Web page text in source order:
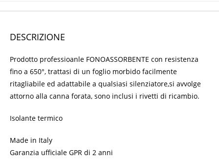
DESCRIZIONE
Prodotto professioanle FONOASSORBENTE con resistenza
fino a 650°, trattasi di un foglio morbido facilmente
ritagliabile ed adattabile a qualsiasi silenziatore,si avvolge
attorno alla canna forata, sono inclusi i rivetti di ricambio.
Isolante termico
Made in Italy
Garanzia ufficiale GPR di 2 anni